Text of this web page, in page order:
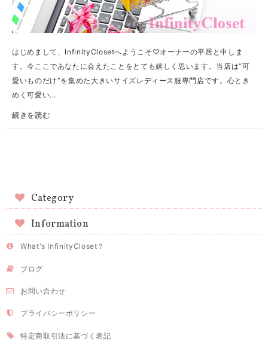
はじめまして、InfinityClosetへようこそ♡オーナーの平居と申しま
す。今ここであなたに会えたことをとても嬉しく思います。当店は“可
愛いものだけ”を集めた大きいサイズレディース服専門店です。心とき
めく可愛い...
続きを読む
Category
Information
What's InfinityCloset？
ブログ
お問い合わせ
プライバシーポリシー
特定商取引法に基づく表記